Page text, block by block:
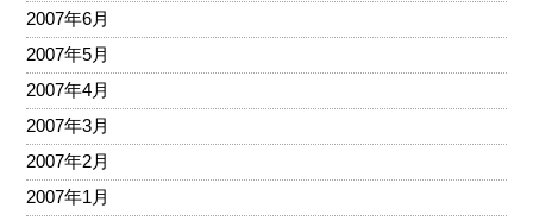
2007年6月
2007年5月
2007年4月
2007年3月
2007年2月
2007年1月